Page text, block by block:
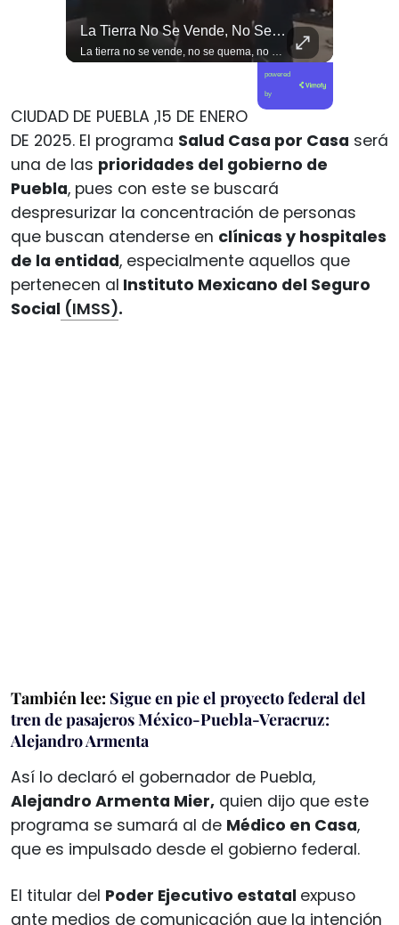
La Tierra No Se Vende, No Se Quema, No Se Desaloja La Protesta En Toda #argentina Contra La Injerencia Norteamericana Y Sionista Siendo Frenada Por...
La tierra no se vende, no se quema, no se desaloja la protesta en toda #argentina contra la injerencia norteamericana y sionista siendo frenada por un pueblo movilizado y un Milei que se arrodilla #noticias
powered
by
CIUDAD DE PUEBLA ,15 DE ENERO
DE 2025. El programa Salud Casa por Casa será
una de las prioridades del gobierno de
Puebla, pues con este se buscará
despresurizar la concentración de personas
que buscan atenderse en clínicas y hospitales
de la entidad, especialmente aquellos que
pertenecen al Instituto Mexicano del Seguro
Social (IMSS).
También lee: Sigue en pie el proyecto federal del
tren de pasajeros México-Puebla-Veracruz:
Alejandro Armenta
Así lo declaró el gobernador de Puebla,
Alejandro Armenta Mier, quien dijo que este
programa se sumará al de Médico en Casa,
que es impulsado desde el gobierno federal.
El titular del Poder Ejecutivo estatal expuso
ante medios de comunicación que la intención